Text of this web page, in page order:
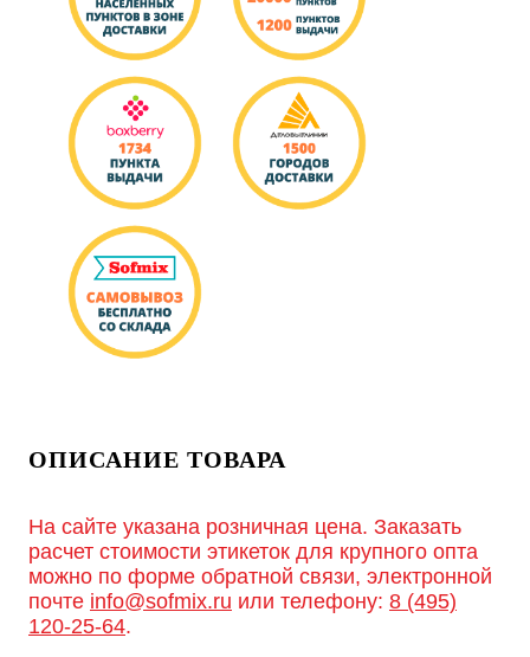
ОПИСАНИЕ ТОВАРА
На сайте указана розничная цена. Заказать
расчет стоимости этикеток для крупного опта
можно по форме обратной связи, электронной
почте info@sofmix.ru или телефону: 8 (495)
120-25-64.